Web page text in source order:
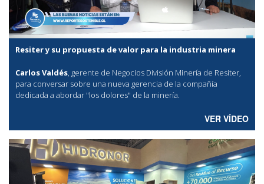
Resiter y su propuesta de valor para la industria minera
Carlos Valdés, gerente de Negocios División Minería de Resiter,
para conversar sobre una nueva gerencia de la compañía
dedicada a abordar "los dolores" de la minería.
VER VÍDEO